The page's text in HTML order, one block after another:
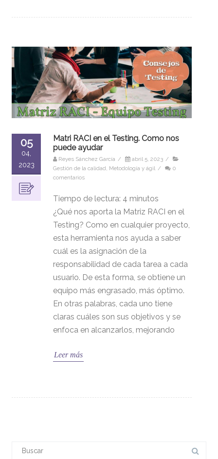
05
04,
2023
Matri RACI en el Testing. Como nos
puede ayudar
Reyes Sánchez García / abril 5, 2023 /
Gestión de la calidad, Metodología y ágil /
0
comentarios
Tiempo de lectura: 4 minutos
¿Qué nos aporta la Matriz RACI en el
Testing? Como en cualquier proyecto,
esta herramienta nos ayuda a saber
cuál es la asignación de la
responsabilidad de cada tarea a cada
usuario. De esta forma, se obtiene un
equipo más engrasado, más óptimo.
En otras palabras, cada uno tiene
claras cuáles son sus objetivos y se
enfoca en alcanzarlos, mejorando
Leer más